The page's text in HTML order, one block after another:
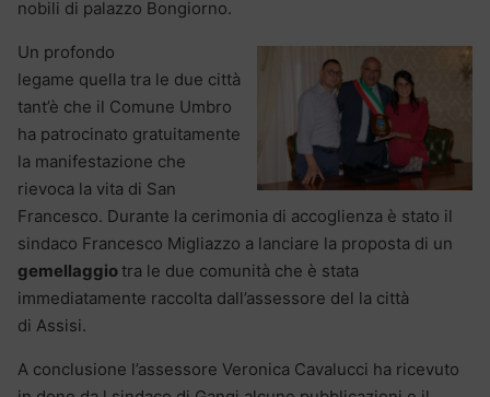
nobili di palazzo Bongiorno.
Un profondo
legame quella tra le due città
tant’è che il Comune Umbro
ha patrocinato gratuitamente
la manifestazione che
rievoca la vita di San
Francesco. Durante la cerimonia di accoglienza è stato il
sindaco Francesco Migliazzo a lanciare la proposta di un
gemellaggiotra le due comunità che è stata
immediatamente raccolta dall’assessore del la città
di Assisi.
A conclusione l’assessore Veronica Cavalucci ha ricevuto